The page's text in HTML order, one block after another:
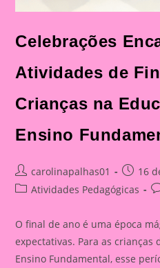
Celebrações
Atividades de
Crianças na
Ensino
Post
author:
carolinapalhas01
Post16
PostAtividades Pedagógicas
O final de ano é uma época
expectativas. Para as crianças
Ensino Fundamental, esse